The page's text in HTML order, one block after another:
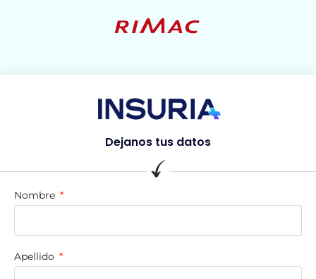
Dejanos tus datos
Nombre
Apellido